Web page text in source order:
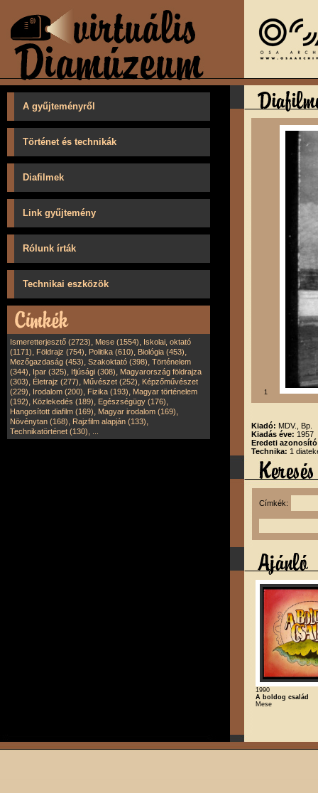
A gyűjteményről
Történet és technikák
Diafilmek
Link gyűjtemény
Rólunk írták
Technikai eszközök
Ismeretterjesztő (2723), Mese (1554), Iskolai, oktató
(1171), Földrajz (754), Politika (610), Biológia (453),
Mezőgazdaság (453), Szakoktató (398), Történelem
(344), Ipar (325), Ifjúsági (308), Magyarország földrajza
(303), Életrajz (277), Művészet (252), Képzőművészet
(229), Irodalom (200), Fizika (193), Magyar történelem
(192), Közlekedés (189), Egészségügy (176),
Hangosított diafilm (169), Magyar irodalom (169),
Növénytan (168), Rajzfilm alapján (133),
Technikatörténet (130),
1
Kiadó: MDV., Bp.
Kiadás éve: 1957
Eredeti
Technika: 1
Címkék:
1990
A boldog család
Mese